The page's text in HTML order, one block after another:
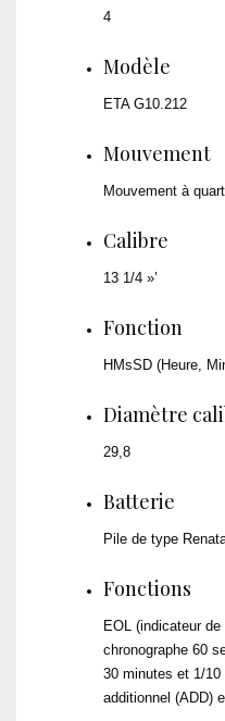
4
Modèle
ETA G10.212
Mouvement
Mouvement à
Calibre
13 1/4 »’
Fonction
HMsSD (Heure,
Diamètre
29,8
Batterie
Pile de type
Fonctions
EOL (indicateur
chronographe 60
30 minutes et 1/
additionnel (ADD)